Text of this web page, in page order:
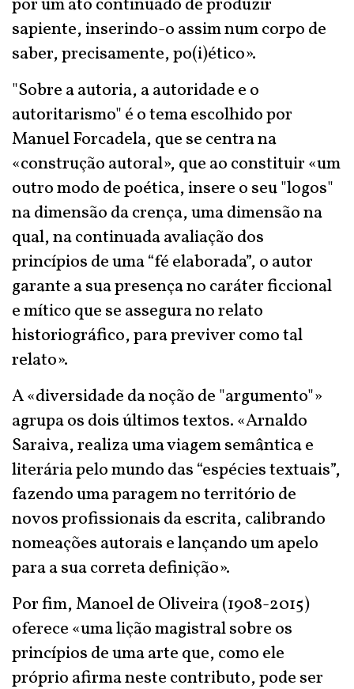
por um ato continuado de produzir
sapiente, inserindo-o assim num corpo de
saber, precisamente, po(i)ético».
"Sobre a autoria, a autoridade e o
autoritarismo" é o tema escolhido por
Manuel Forcadela, que se centra na
«construção autoral», que ao constituir «um
outro modo de poética, insere o seu "logos"
na dimensão da crença, uma dimensão na
qual, na continuada avaliação dos
princípios de uma “fé elaborada”, o autor
garante a sua presença no caráter ficcional
e mítico que se assegura no relato
historiográfico, para previver como tal
relato».
A «diversidade da noção de "argumento"»
agrupa os dois últimos textos. «Arnaldo
Saraiva, realiza uma viagem semântica e
literária pelo mundo das “espécies textuais”,
fazendo uma paragem no território de
novos profissionais da escrita, calibrando
nomeações autorais e lançando um apelo
para a sua correta definição».
Por fim, Manoel de Oliveira (1908-2015)
oferece «uma lição magistral sobre os
princípios de uma arte que, como ele
próprio afirma neste contributo, pode ser